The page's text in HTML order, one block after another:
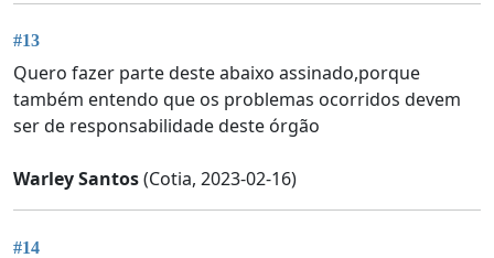
#13
Quero fazer parte deste abaixo assinado,porque
também entendo que os problemas ocorridos devem
ser de responsabilidade deste órgão
Warley Santos(Cotia, 2023-02-16)
#14